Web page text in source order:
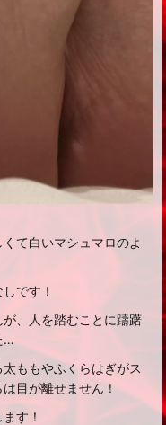
て白いマシュマロのよ
です！
、人を踏むことに躊躇
…
ももやふくらはぎがス
は目が離せません！
す！